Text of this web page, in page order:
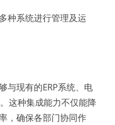
种系统进行管理及运
与现有的ERP系统、电
这种集成能力不仅能降
，确保各部门协同作